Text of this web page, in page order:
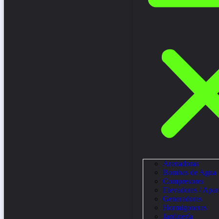
Arenadoras
Bombas de Agua
Compresores
Elevadores /
Generadores
Hormigoneras
Jardinería